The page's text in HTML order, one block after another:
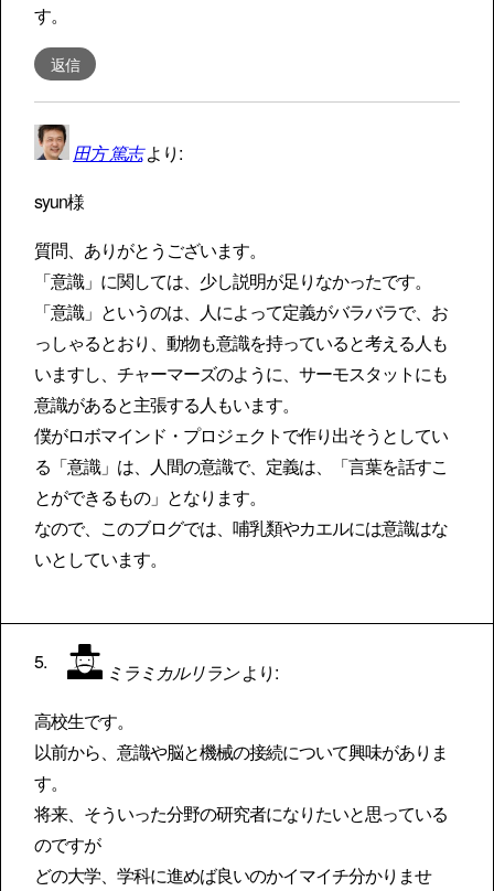
す。
返信
田方 篤志 より:
syun様
質問、ありがとうございます。
「意識」に関しては、少し説明が足りなかったです。
「意識」というのは、人によって定義がバラバラで、お
っしゃるとおり、動物も意識を持っていると考える人も
いますし、チャーマーズのように、サーモスタットにも
意識があると主張する人もいます。
僕がロボマインド・プロジェクトで作り出そうとしてい
る「意識」は、人間の意識で、定義は、「言葉を話すこ
とができるもの」となります。
なので、このブログでは、哺乳類やカエルには意識はな
いとしています。
ミラミカルリラン より:
高校生です。
以前から、意識や脳と機械の接続について興味がありま
す。
将来、そういった分野の研究者になりたいと思っている
のですが
どの大学、学科に進めば良いのかイマイチ分かりませ